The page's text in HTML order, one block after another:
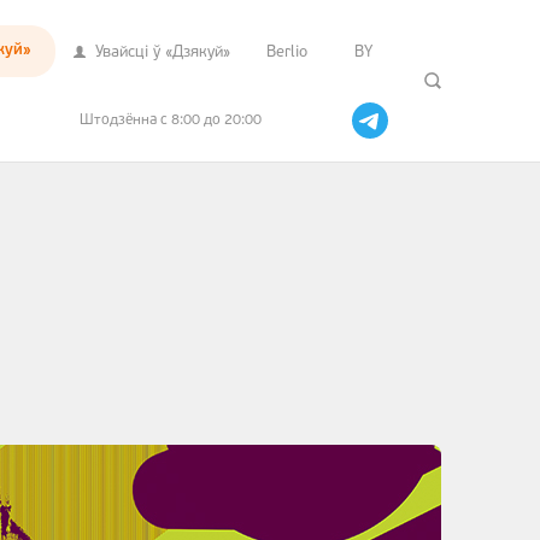
Увайсцi ў «Дзякуй» Berlio BY
Штодзённа с 8:00 до 20:00